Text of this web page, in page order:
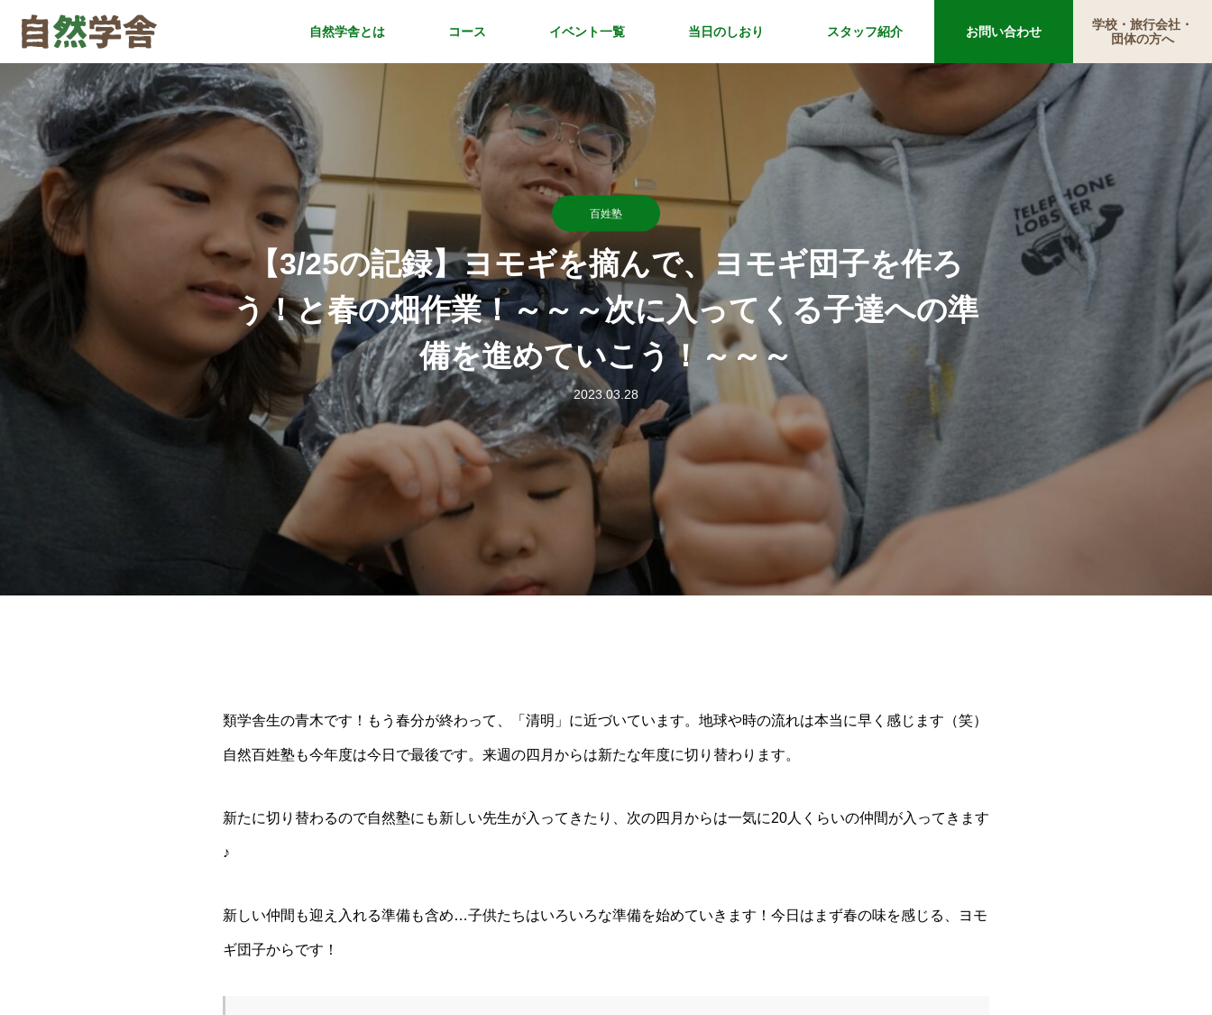
自然学舎とは コース イベント一覧 当日のしおり スタッフ紹介 お問い合わせ
学校・旅行会社・
団体の方へ
百姓塾
【3/25の記録】ヨモギを摘んで、ヨモギ団子を作ろ
う！と春の畑作業！～～～次に入ってくる子達への準
備を進めていこう！～～～
2023.03.28
類学舎生の青木です！もう春分が終わって、「清明」に近づいています。地球や時の流れは本当に早く感じます（笑）
自然百姓塾も今年度は今日で最後です。来週の四月からは新たな年度に切り替わります。
新たに切り替わるので自然塾にも新しい先生が入ってきたり、次の四月からは一気に20人くらいの仲間が入ってきます
♪
新しい仲間も迎え入れる準備も含め…子供たちはいろいろな準備を始めていきます！今日はまず春の味を感じる、ヨモ
ギ団子からです！